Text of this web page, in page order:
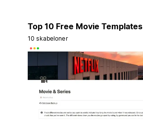
Top 10 Free Movie Templates
10 skabeloner